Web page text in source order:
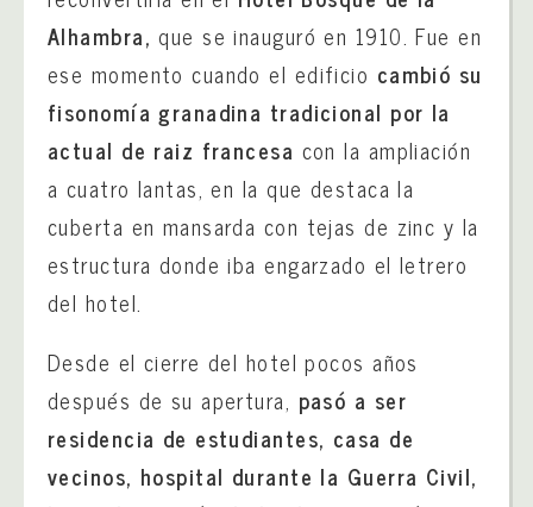
Alhambra,que se inauguró en 1910. Fue en
ese momento cuando el edificio cambió su
fisonomía granadina tradicional por la
actual de raiz francesa con la ampliación
a cuatro lantas, en la que destaca la
cuberta en mansarda con tejas de zinc y la
estructura donde iba engarzado el letrero
del hotel.
Desde el cierre del hotel pocos años
después de su apertura, pasó a ser
residencia de estudiantes, casa de
vecinos, hospital durante la Guerra Civil,